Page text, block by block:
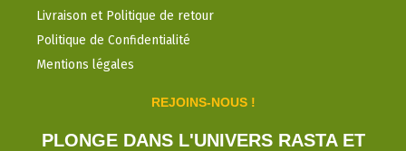
Livraison et Politique de retour
Politique de Confidentialité
Mentions légales
REJOINS-NOUS !
PLONGE DANS L'UNIVERS RASTA ET